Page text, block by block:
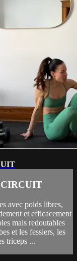
avec poids libres,
et efficacement
mais redoutables
et les fessiers, les
triceps ...